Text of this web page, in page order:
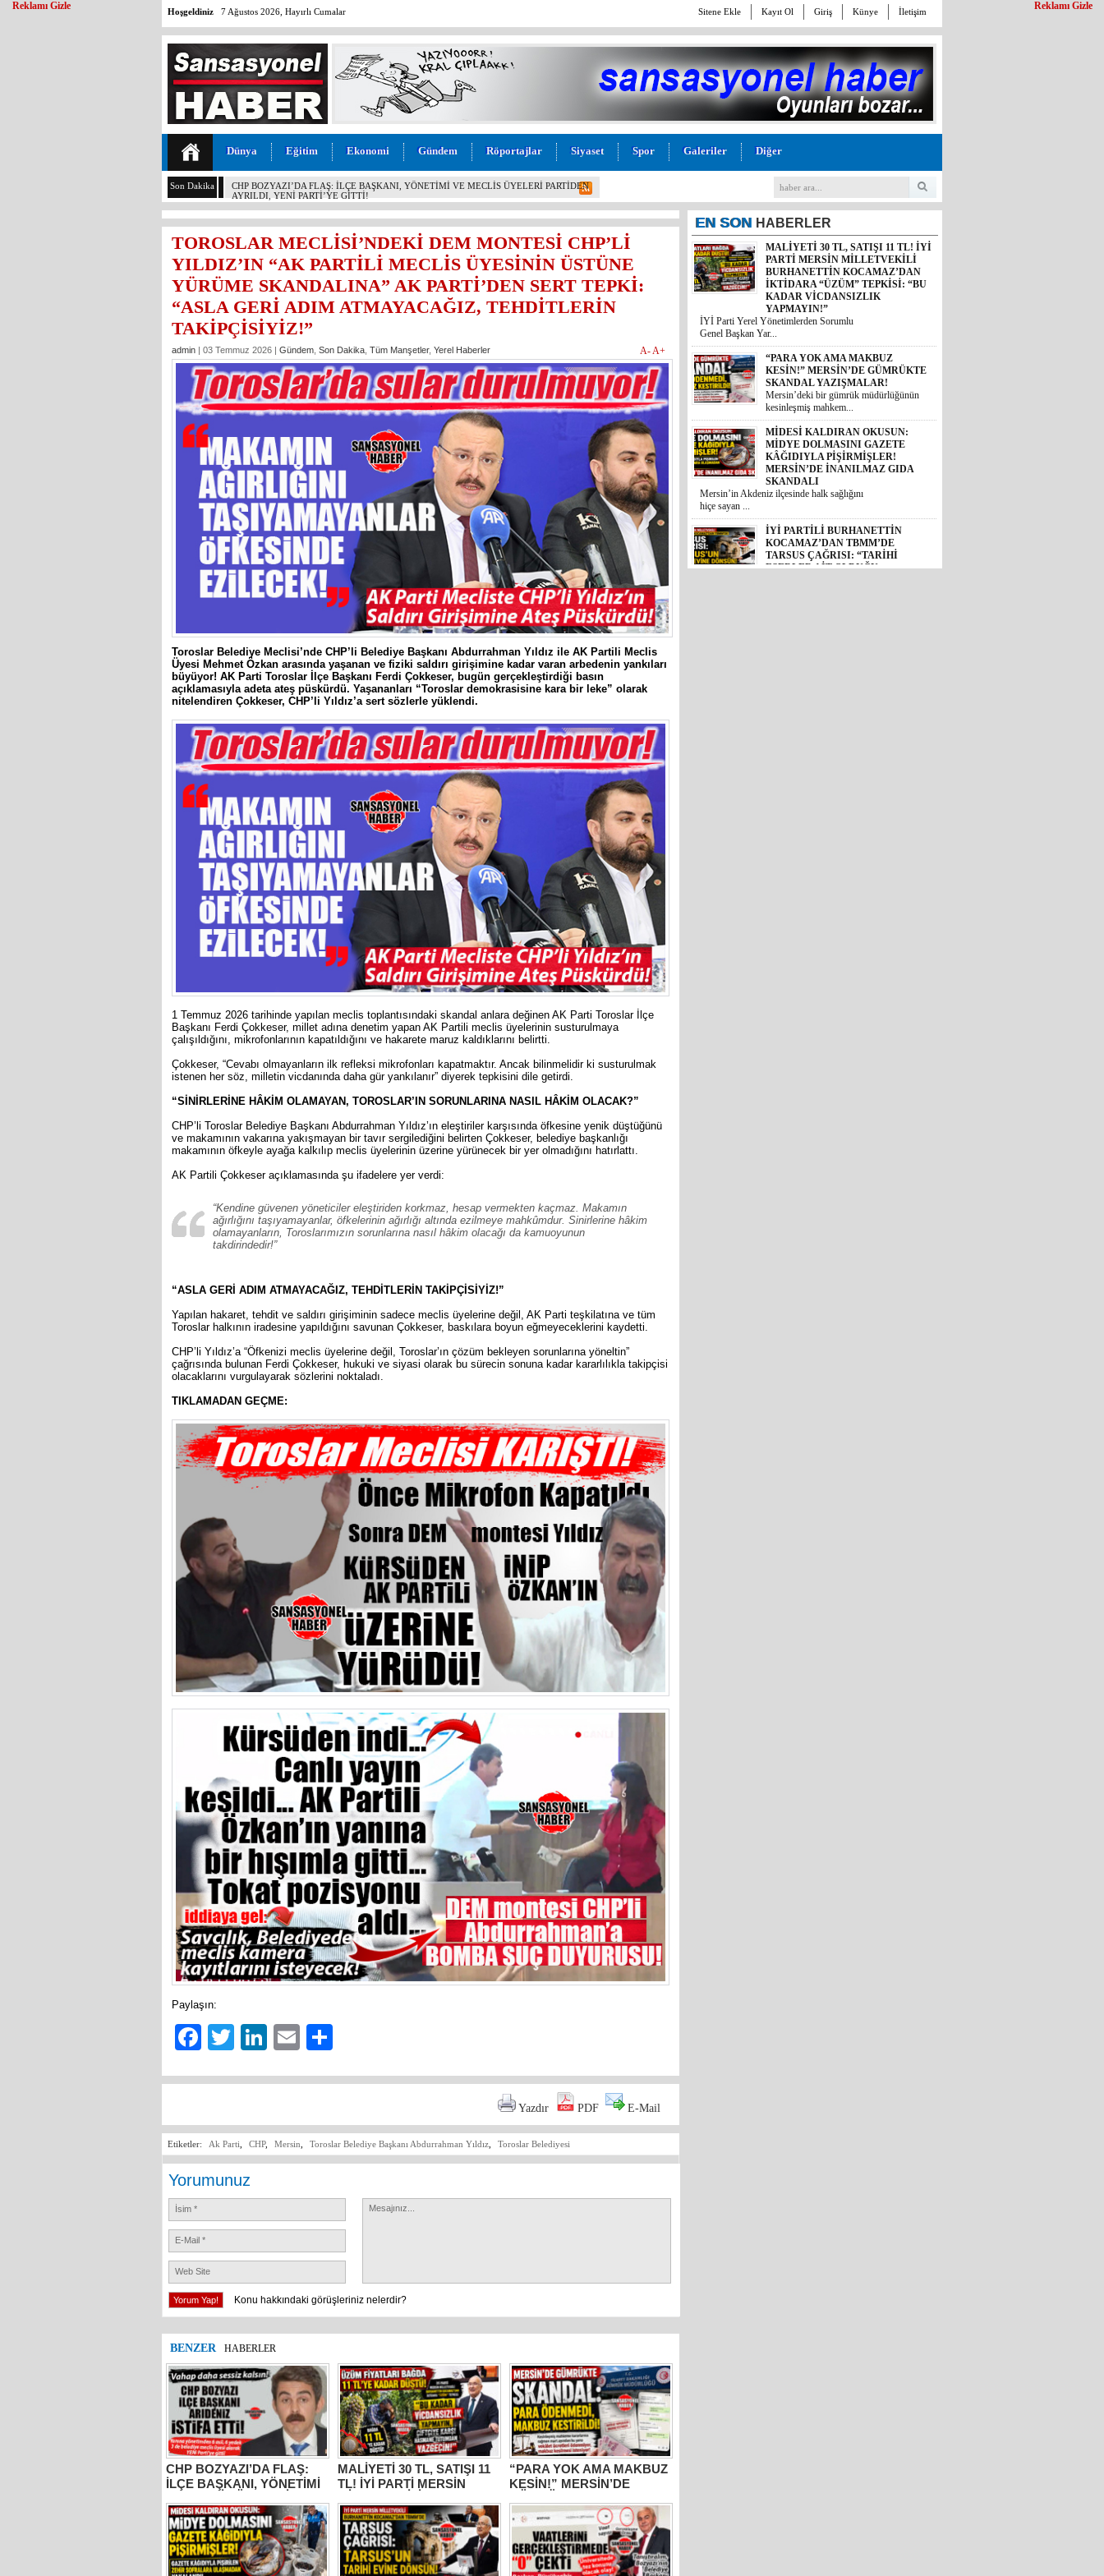
Hoşgeldiniz 7 Ağustos 2026, Hayırlı Cumalar Sitene Ekle Kayıt Ol Giriş Künye İletişim
Dünya Eğitim Ekonomi Gündem Röportajlar Siyaset Spor Galeriler Diğer
Son Dakika
MALİYETİ 30 TL, SATIŞI 11 TL! İYİ PARTİ MERSİN MİLLETVEKİLİ BURHANETTİN
KOCAMAZ’DAN İKTİDARA “ÜZÜM” TEPKİSİ: “BU KADAR VİCDANSIZLIK
YAPMAYIN!”
TOROSLAR MECLİSİ’NDEKİ DEM MONTESİ CHP’Lİ
YILDIZ’IN “AK PARTİLİ MECLİS ÜYESİNİN ÜSTÜNE
YÜRÜME SKANDALINA” AK PARTİ’DEN SERT TEPKİ:
“ASLA GERİ ADIM ATMAYACAĞIZ, TEHDİTLERİN
TAKİPÇİSİYİZ!”
admin | 03 Temmuz 2026 | Gündem Son Dakika Tüm Manşetler, Yerel Haberler A-A+
Toroslar Belediye Meclisi’nde CHP’li Belediye Başkanı Abdurrahman Yıldız ile AK Partili Meclis
Üyesi Mehmet Özkan arasında yaşanan ve fiziki saldırı girişimine kadar varan arbedenin yankıları
büyüyor! AK Parti Toroslar İlçe Başkanı Ferdi Çokkeser, bugün gerçekleştirdiği basın
açıklamasıyla adeta ateş püskürdü. Yaşananları “Toroslar demokrasisine kara bir leke” olarak
nitelendiren Çokkeser, CHP’li Yıldız’a sert sözlerle yüklendi.
1 Temmuz 2026 tarihinde yapılan meclis toplantısındaki skandal anlara değinen AK Parti Toroslar İlçe
Başkanı Ferdi Çokkeser, millet adına denetim yapan AK Partili meclis üyelerinin susturulmaya
çalışıldığını, mikrofonlarının kapatıldığını ve hakarete maruz kaldıklarını belirtti.
Çokkeser, “Cevabı olmayanların ilk refleksi mikrofonları kapatmaktır. Ancak bilinmelidir ki susturulmak
istenen her söz, milletin vicdanında daha gür yankılanır” diyerek tepkisini dile getirdi.
“SİNİRLERİNE HÂKİM OLAMAYAN, TOROSLAR’IN SORUNLARINA NASIL HÂKİM OLACAK?”
CHP’li Toroslar Belediye Başkanı Abdurrahman Yıldız’ın eleştiriler karşısında öfkesine yenik düştüğünü
ve makamının vakarına yakışmayan bir tavır sergilediğini belirten Çokkeser, belediye başkanlığı
makamının öfkeyle ayağa kalkılıp meclis üyelerinin üzerine yürünecek bir yer olmadığını hatırlattı.
AK Partili Çokkeser açıklamasında şu ifadelere yer verdi:
“Kendine güvenen yöneticiler eleştiriden korkmaz, hesap vermekten kaçmaz. Makamın
ağırlığını taşıyamayanlar, öfkelerinin ağırlığı altında ezilmeye mahkûmdur. Sinirlerine hâkim
olamayanların, Toroslarımızın sorunlarına nasıl hâkim olacağı da kamuoyunun
takdirindedir!”
“ASLA GERİ ADIM ATMAYACAĞIZ, TEHDİTLERİN TAKİPÇİSİYİZ!”
Yapılan hakaret, tehdit ve saldırı girişiminin sadece meclis üyelerine değil, AK Parti teşkilatına ve tüm
Toroslar halkının iradesine yapıldığını savunan Çokkeser, baskılara boyun eğmeyeceklerini kaydetti.
CHP’li Yıldız’a “Öfkenizi meclis üyelerine değil, Toroslar’ın çözüm bekleyen sorunlarına yöneltin”
çağrısında bulunan Ferdi Çokkeser, hukuki ve siyasi olarak bu sürecin sonuna kadar kararlılıkla takipçisi
olacaklarını vurgulayarak sözlerini noktaladı.
TIKLAMADAN GEÇME:
Paylaşın:
Facebook
TwitterLinkedIn
Email
Yazdır PDF E-Mail
Etiketler: Ak Parti CHP, Mersin Toroslar Belediye Başkanı Abdurrahman Yıldız Toroslar Belediyesi
Yorumunuz
Konu hakkındaki görüşleriniz nelerdir?
BENZER HABERLER
CHP BOZYAZI’DA FLAŞ:
İLÇE BAŞKANI, YÖNETİMİ
VE MECLİS ÜYELERİ
PARTİDEN AYRILDI, YENİ
PARTİ’YE GİTTİ!
MALİYETİ 30 TL, SATIŞI 11
TL! İYİ PARTİ MERSİN
MİLLETVEKİLİ
BURHANETTİN
KOCAMAZ’DAN İKTİDARA
“ÜZÜM” TEPKİSİ: “BU
KADAR VİCDANSIZLIK
YAPMAYIN!”
“PARA YOK AMA MAKBUZ
KESİN!” MERSİN’DE
GÜMRÜKTE SKANDAL
YAZIŞMALAR!
EN SON HABERLER
“PARA YOK AMA MAKBUZ
KESİN!” MERSİN’DE GÜMRÜKTE
SKANDAL YAZIŞMALAR!
Mersin’deki bir gümrük müdürlüğünün
kesinleşmiş mahkem...
MİDESİ KALDIRAN OKUSUN:
MİDYE DOLMASINI GAZETE
KÂĞIDIYLA PİŞİRMİŞLER!
MERSİN’DE İNANILMAZ GIDA
SKANDALI
Mersin’in Akdeniz ilçesinde halk sağlığını
hiçe sayan ...
İYİ PARTİLİ BURHANETTİN
KOCAMAZ’DAN TBMM’DE
TARSUS ÇAĞRISI: “TARİHİ
ESERLER AİT OLDUĞU
TOPRAKLARA DÖNMELİ!”
İYİ Parti Mersin Milletvekili Burhanettin
Kocamaz, TBM...
GÜNÜN ÜNİVERSİTE TEZ
KONUSU! BOZYAZI BELEDİYE
BAŞKANI MUSTAFA
ÇETİNKAYA’NIN 2 YILLIK
KARNESİ AÇIKLANDI: “VAATLER
Reklamı Gizle
Reklamı Gizle